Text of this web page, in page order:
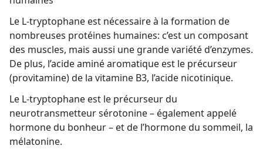
Le L-tryptophane est nécessaire à la formation de
nombreuses protéines humaines: c’est un composant
des muscles, mais aussi une grande variété d’enzymes.
De plus, l’acide aminé aromatique est le précurseur
(provitamine) de la vitamine B3, l’acide nicotinique.
Le L-tryptophane est le précurseur du
neurotransmetteur sérotonine – également appelé
hormone du bonheur – et de l’hormone du sommeil, la
mélatonine.